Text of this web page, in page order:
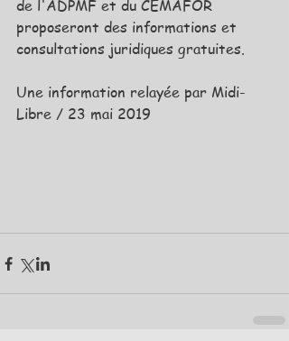
de l'ADPMF et du CEMAFOR
proposeront des informations et
consultations juridiques gratuites.
Une information relayée par Midi-
Libre / 23 mai 2019